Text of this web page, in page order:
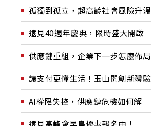
孤獨到孤立，超高齡社會風險升溫
遠見40週年慶典，限時盛大開啟
供應鏈重組，企業下一步怎麼佈局
讓支付更懂生活！玉山開創新體驗
AI權限失控，供應鏈危機如何解
遠見高峰會早鳥優惠報名中！